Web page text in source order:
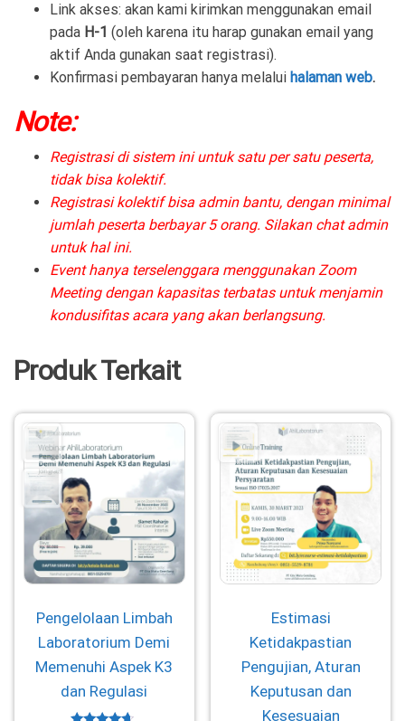
Link akses: akan kami kirimkan menggunakan email
pada H-1 (oleh karena itu harap gunakan email yang
aktif Anda gunakan saat registrasi).
Konfirmasi pembayaran hanya melalui halaman web.
Note:
Registrasi di sistem ini untuk satu per satu peserta,
tidak bisa kolektif.
Registrasi kolektif bisa admin bantu, dengan minimal
jumlah peserta berbayar 5 orang. Silakan chat admin
untuk hal ini.
Event hanya terselenggara menggunakan Zoom
Meeting dengan kapasitas terbatas untuk menjamin
kondusifitas acara yang akan berlangsung.
Produk Terkait
Pengelolaan Limbah
Laboratorium Demi
Memenuhi Aspek K3
dan Regulasi
Estimasi
Ketidakpastian
Pengujian, Aturan
Keputusan dan
Kesesuaian